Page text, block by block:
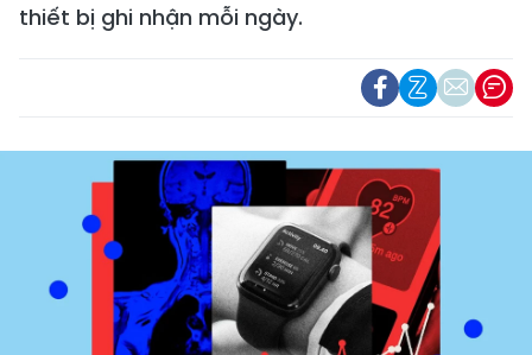
thiết bị ghi nhận mỗi ngày.